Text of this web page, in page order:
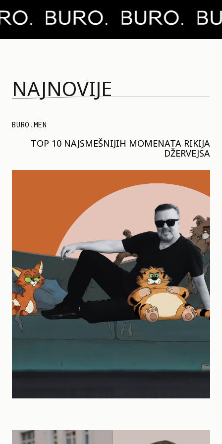
NAJNOVIJE
BURO.MEN
TOP 10 NAJSMEŠNIJIH MOMENATA RIKIJA
DŽERVEJSA